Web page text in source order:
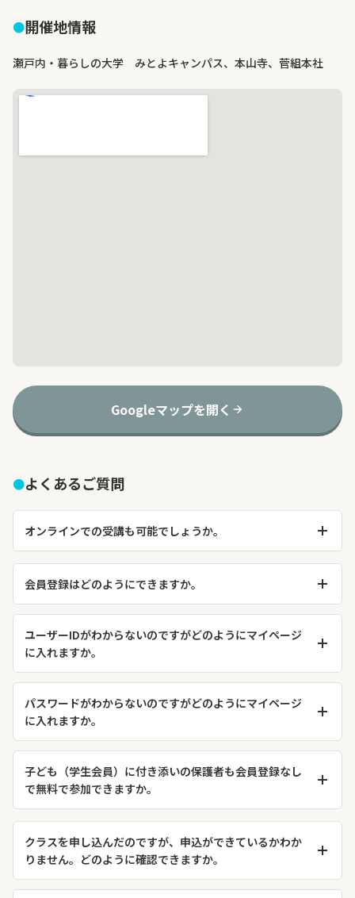
開催地情報
瀬戸内・暮らしの大学 みとよキャンパス、本山寺、菅組本社
Googleマップを開く
よくあるご質問
オンラインでの受講も可能でしょうか。
クラスによって異なります。クラス詳細ページにて、「オンライ
ン受講可能」となっているものはzoomでリアルタイム配信、また
ご参加が必要な場合がほとんどですが、事務局
office@kurashinodaigaku.jpまでお気軽にお問い合わせくださ
い。
会員登録はどのようにできますか。
暮らしの大学TOPページより、ご希望の会員登録を選んでご登録
ください。
ユーザーIDがわからないのですがどのようにマイページ
に入れますか。
【①ご登録いただいた氏名、②電話番号】を以下にご連絡くださ
い。
＜暮らしの大学事務局＞
問い合わせフォーム：https://kurashinodaigaku.jp/contact/
メールアドレス：office@kurashinodaigaku.jp
パスワードがわからないのですがどのようにマイページ
に入れますか。
パスワード再設定ページにアクセスし、ご登録のメールアドレス
を入力して再設定手続きを行ってください。入力されたメールア
ドレス宛に再設定用のリンクが届きます。
子ども（学生会員）に付き添いの保護者も会員登録なし
で無料で参加できますか。
原則として、付き添いの保護者の方の参加には、その方の会員登
録（一般会員または法人会員）が必要です。ただし、一部のクラ
スでは会員登録なしで付き添いや見学が可能ですので、各クラス
クラスを申し込んだのですが、申込ができているかわか
りません。どのように確認できますか。
申込完了と同時に、入力いただいたメールアドレス宛にフォーム